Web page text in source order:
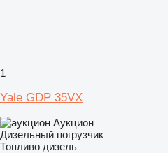
1
Yale GDP 35VX
Аукцион
Дизельный погрузчик
Топливо дизель